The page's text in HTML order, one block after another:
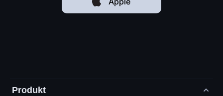
Produkt